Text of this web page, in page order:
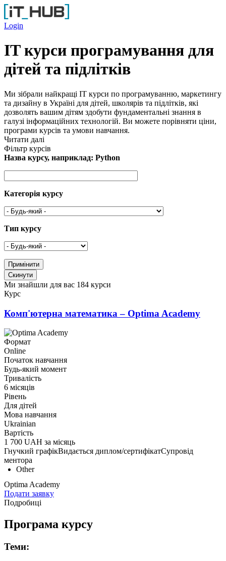
Перейти до основного вмісту
Login
IT курси програмування для
дітей та підлітків
Ми зібрали найкращі IT курси по програмуванню, маркетингу
та дизайну в Україні для дітей, школярів та підлітків, які
дозволять вашим дітям здобути фундаментальні знання в
галузі інформаційних технологій. Ви можете порівняти ціни,
програми курсів та умови навчання.
Читати далі
Фільтр курсів
Назва курсу, наприклад: Python
Категорія курсу
Тип курсу
Ми знайшли для вас 184 курси
Курс
Комп'ютерна математика – Optima Academy
Формат
Online
Початок навчання
Будь-який момент
Тривалість
6 місяців
Рівень
Для дітей
Мова навчання
Ukrainian
Вартість
1 700 UAH за місяць
Гнучкий графікВидається диплом/сертифікатСупровід
ментора
Other
Optima Academy
Подати заявку
Подробиці
Програма курсу
Теми: